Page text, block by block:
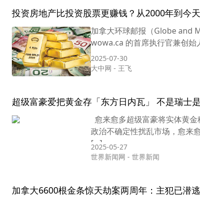
投资房地产比投资股票更赚钱？从2000年到今
加拿大环球邮报（Globe and
wowa.ca 的首席执行官兼创
2025-07-30
大中网 - 王飞
超级富豪爱把黄金存「东方日内瓦」 不是瑞士
愈来愈多超级富豪将实体黄
政治不确定性扰乱市场，愈来
[…]
2025-05-27
世界新闻网 - 世界新闻
加拿大6600根金条惊天劫案两周年：主犯已潜